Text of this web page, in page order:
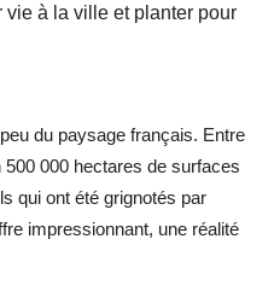
à la ville et planter pour
du paysage français. Entre
000 hectares de surfaces
qui ont été grignotés par
impressionnant, une réalité